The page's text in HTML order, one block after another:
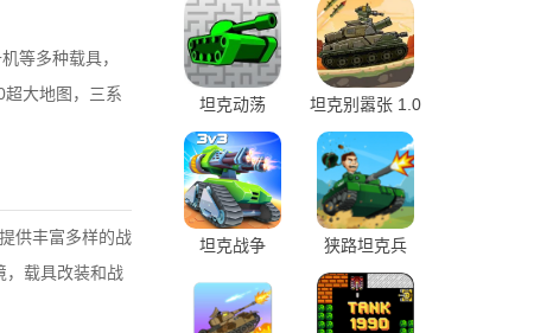
等多种载具，
大地图，三系
供丰富多样的战
，载具改装和战
坦克动荡
2.08.1202 安
卓版
坦克别嚣张 1.0
安卓版
坦克战争
狭路坦克兵
v1.0.0 安卓版